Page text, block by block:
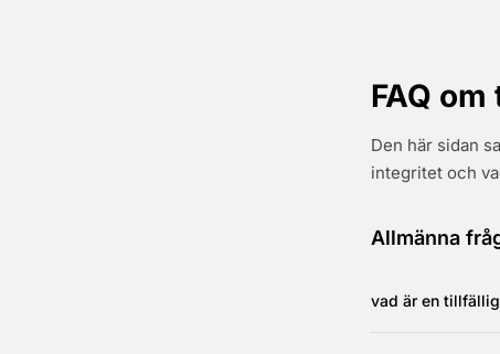
FAQ
Den här sidan
integritet och
Allmänna
vad är en